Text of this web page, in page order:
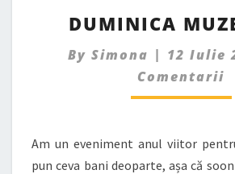
DUMINICA
By Simona | 12 Iulie
Comentarii
Am un eveniment anul viitor
pun ceva bani deoparte, așa că